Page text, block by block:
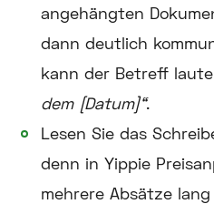
angehängten
dann deutlich
kann der Betreff
dem [Datum]“.
Lesen Sie das
denn in Yippie
mehrere Absätze lang